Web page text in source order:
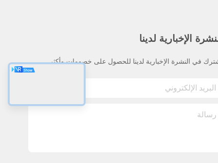
الإخبارية لدينا
في النشرة الإخبارية لدينا للحصول على خصومات وأكثر.